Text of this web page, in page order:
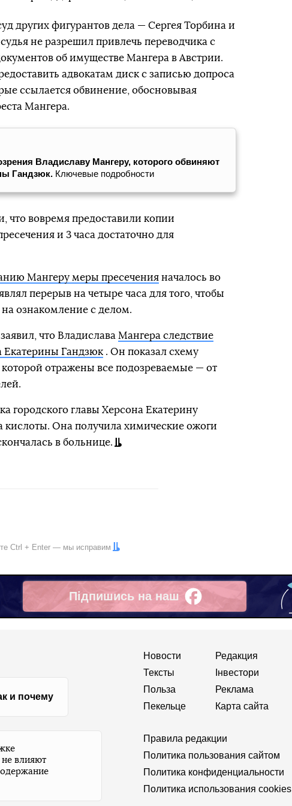
других фигурантов дела — Сергея Торбина и
не разрешил привлечь переводчика с
об имуществе Мангера в Австрии.
адвокатам диск с записью допроса
ссылается обвинение, обосновывая
Мангера.
Владиславу Мангеру, которого обвиняют
Гандзюк. Ключевые подробности
что вовремя предоставили копии
и 3 часа достаточно для
Мангеру меры пресеченияначалось во
перерыв на четыре часа для того, чтобы
ознакомление с делом.
что Владислава Мангера следствие
Екатерины Гандзюк. Он показал схему
отражены все подозреваемые — от
городского главы Херсона Екатерину
кислоты. Она получила химические ожоги
в больнице.
Ctrl + Enter — мы исправим
Підпишись на наш
Facebook
и почему
Новости
Тексты
Польза
Пекельце
Редакция
Інвестори
Реклама
Карта сайта
Правила редакции
Политика пользования сайтом
Политика конфиденциальности
Политика использования cookies
влияют